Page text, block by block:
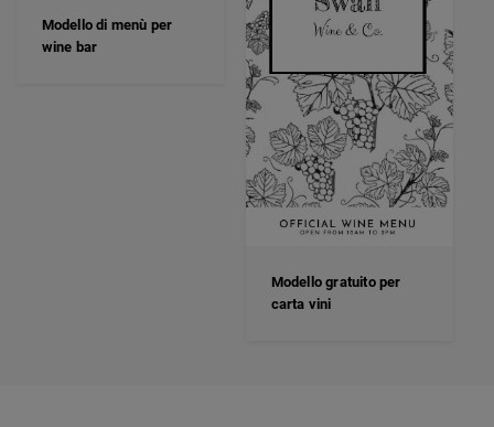
Modello di menù per
wine bar
Modello gratuito per
carta vini